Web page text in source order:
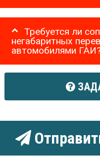
Требуется ли
негабаритных
автомобилями